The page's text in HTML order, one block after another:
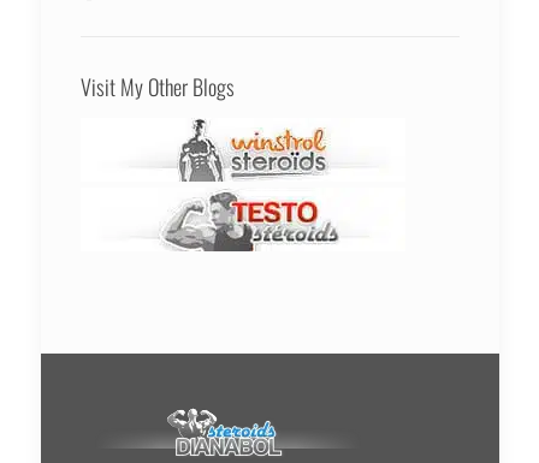
Visit My Other Blogs